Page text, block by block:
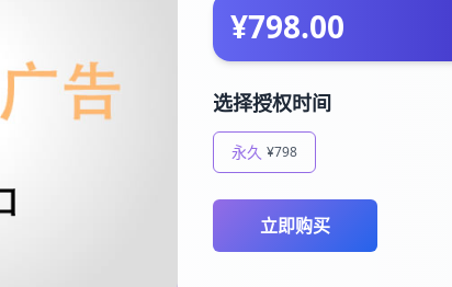
¥798.00
选择授权时间
永久 ¥798
立即购买